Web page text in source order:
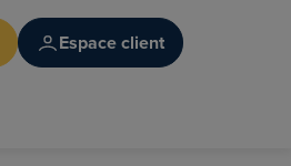
Espace client